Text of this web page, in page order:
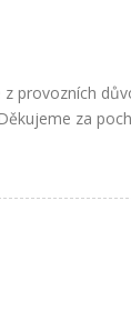
provozních
za